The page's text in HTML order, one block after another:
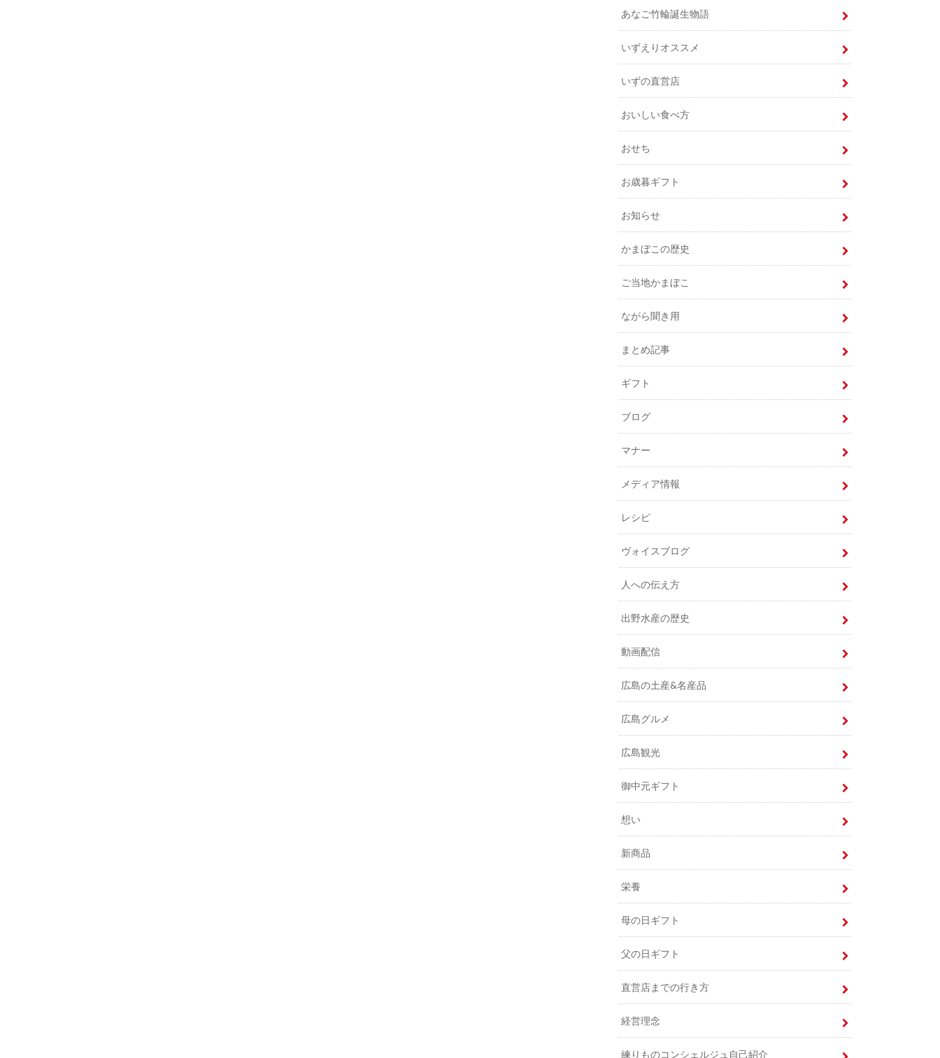
あなご竹輪誕生物語
いずえりオススメ
いずの直営店
おいしい食べ方
おせち
お歳暮ギフト
お知らせ
かまぼこの歴史
ご当地かまぼこ
ながら聞き用
まとめ記事
ギフト
ブログ
マナー
メディア情報
レシピ
ヴォイスブログ
人への伝え方
出野水産の歴史
動画配信
広島の土産&名産品
広島グルメ
広島観光
御中元ギフト
想い
新商品
栄養
母の日ギフト
父の日ギフト
直営店までの行き方
経営理念
練りものコンシェルジュ自己紹介